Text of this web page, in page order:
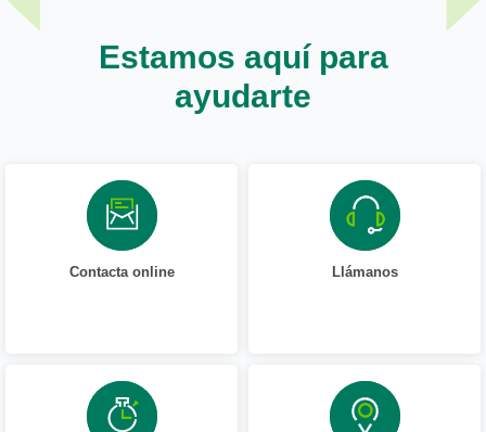
Estamos aquí para
ayudarte
Contacta online Llámanos